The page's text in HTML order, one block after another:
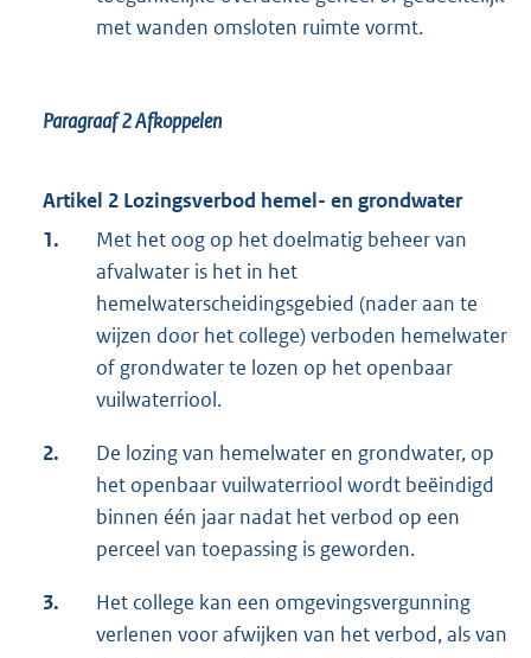
met wanden omsloten ruimte vormt.
Paragraaf 2Afkoppelen
Artikel 2 Lozingsverbod hemel- en grondwater
1.
Met het oog op het doelmatig beheer van
afvalwater is het in het
hemelwaterscheidingsgebied (nader aan te
wijzen door het college) verboden hemelwater
of grondwater te lozen op het openbaar
vuilwaterriool.
2.
De lozing van hemelwater en grondwater, op
het openbaar vuilwaterriool wordt beëindigd
binnen één jaar nadat het verbod op een
perceel van toepassing is geworden.
3.
Het college kan een omgevingsvergunning
verlenen voor afwijken van het verbod, als van